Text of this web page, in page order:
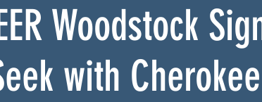
Woodstock
with